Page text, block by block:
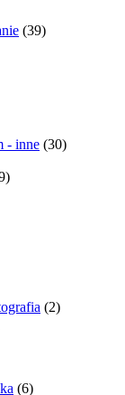
(39)
- inne (30)
(2)
(6)